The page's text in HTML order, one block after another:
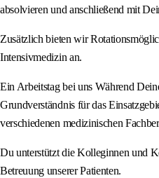
absolvieren und anschließend mit
Zusätzlich bieten wir
Intensivmedizin an.
Ein Arbeitstag bei uns Während
Grundverständnis für das
verschiedenen medizinischen
Du unterstützt die Kolleginnen und
Betreuung unserer Patienten.